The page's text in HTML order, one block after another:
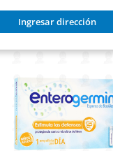
Ingresar dirección